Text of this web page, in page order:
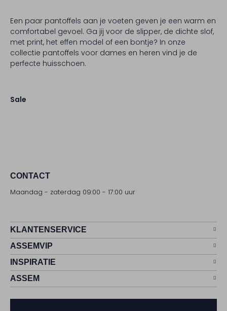
Een paar pantoffels aan je voeten geven je een warm en
comfortabel gevoel. Ga jij voor de slipper, de dichte slof,
met print, het effen model of een bontje? In onze
collectie pantoffels voor dames en heren vind je de
perfecte huisschoen.
Sale
CONTACT
Maandag - zaterdag 09:00 - 17:00 uur
KLANTENSERVICE
ASSEMVIP
INSPIRATIE
ASSEM